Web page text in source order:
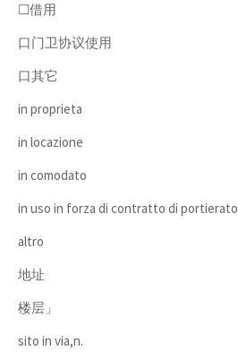
☐借用
口门卫协议使用
口其它
in proprieta
in locazione
in comodato
in uso in forza di contratto di portierato
altro
地址
楼层」
sito in via,n.